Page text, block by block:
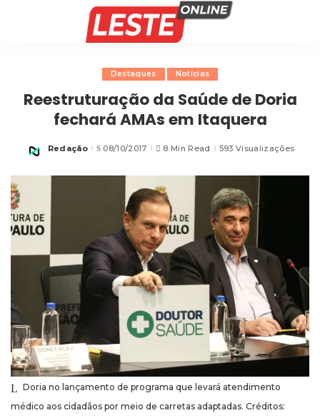
Destaques Notícias
Reestruturação da Saúde de Doria
fechará AMAs em Itaquera
Posted
Redação 08/10/2017 8 Min Read 593 Visualizações
Doria no lançamento de programa que levará atendimento
médico aos cidadãos por meio de carretas adaptadas. Créditos: